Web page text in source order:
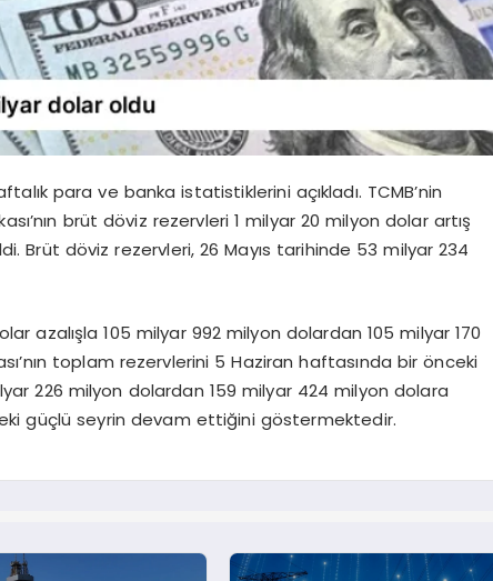
para ve banka istatistiklerini açıkladı. TCMB’nin
brüt döviz rezervleri 1 milyar 20 milyon dolar artış
Brüt döviz rezervleri, 26 Mayıs tarihinde 53 milyar 234
azalışla 105 milyar 992 milyon dolardan 105 milyar 170
toplam rezervlerini 5 Haziran haftasında bir önceki
226 milyon dolardan 159 milyar 424 milyon dolara
güçlü seyrin devam ettiğini göstermektedir.